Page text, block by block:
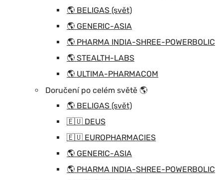
🌎 BELIGAS (svět)
🌎 GENERIC-ASIA
🌎 PHARMA INDIA-SHREE-POWERBOLIC
🌎 STEALTH-LABS
🌎 ULTIMA-PHARMACOM
Doručení po celém světě 🌎
🌎 BELIGAS (svět)
🇪🇺 DEUS
🇪🇺 EUROPHARMACIES
🌎 GENERIC-ASIA
🌎 PHARMA INDIA-SHREE-POWERBOLIC